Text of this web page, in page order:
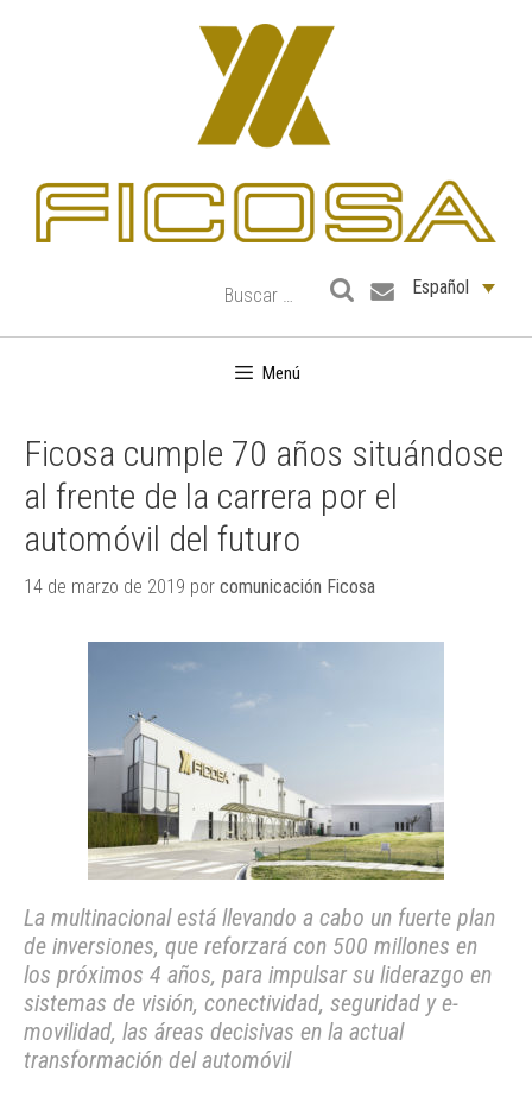
Español
Menú
Ficosa cumple 70 años situándose
al frente de la carrera por el
automóvil del futuro
14 de marzo de 2019 por comunicación Ficosa
La multinacional está llevando a cabo un fuerte plan
de inversiones, que reforzará con 500 millones en
los próximos 4 años, para impulsar su liderazgo en
sistemas de visión, conectividad, seguridad y e-
movilidad, las áreas decisivas en la actual
transformación del automóvil